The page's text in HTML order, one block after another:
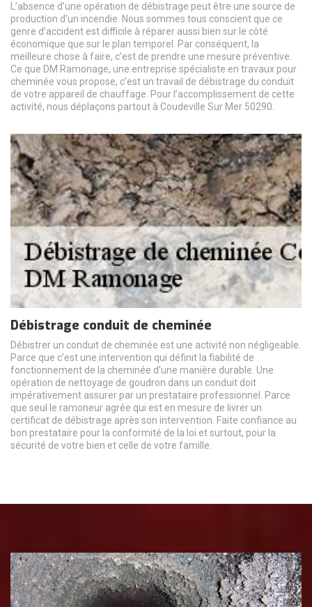
L’absence d’une opération de débistrage peut être une source de
production d’un incendie. Nous sommes tous conscient que ce
genre d’accident est difficile à réparer aussi bien sur le côté
économique que sur le plan temporel. Par conséquent, la
meilleure chose à faire, c’est de prendre une mesure préventive.
Ce que DM Ramonage, une entreprise spécialiste en travaux pour
cheminée vous propose, c’est un travail de débistrage du conduit
de votre appareil de chauffage. Pour l’accomplissement de cette
activité, nous déplaçons partout à Coudeville Sur Mer 50290.
Débistrage conduit de cheminée
Débistrer un conduit de cheminée est une activité non négligeable.
Parce que c’est une intervention qui définit la fiabilité de
fonctionnement de la cheminée d’une manière durable. Une
opération de nettoyage de goudron dans un conduit doit
impérativement assurer par un prestataire professionnel. Parce
que seul le ramoneur agrée qui est en mesure de livrer un
certificat de débistrage après son intervention. Faite confiance au
bon prestataire pour la conformité de la loi et surtout, pour la
sécurité de votre bien et celle de votre famille.